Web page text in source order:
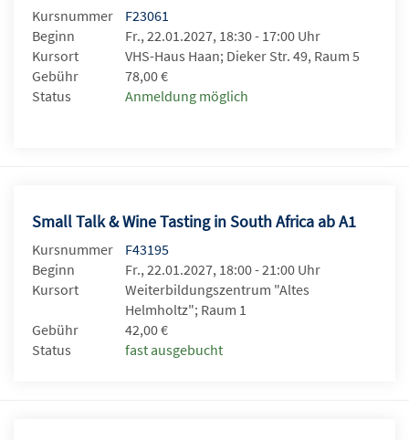
Kursnummer
F23061
Beginn
Fr., 22.01.2027, 18:30 - 17:00 Uhr
Kursort
VHS-Haus Haan; Dieker Str. 49, Raum 5
Gebühr
78,00 €
Status
Anmeldung möglich
Small Talk & Wine Tasting in South Africa ab A1
Kursnummer
F43195
Beginn
Fr., 22.01.2027, 18:00 - 21:00 Uhr
Kursort
Weiterbildungszentrum "Altes
Helmholtz"; Raum 1
Gebühr
42,00 €
Status
fast ausgebucht